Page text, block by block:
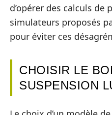
d’opérer des calculs de
simulateurs proposés
pour éviter ces
CHOISIR LE
SUSPENSION